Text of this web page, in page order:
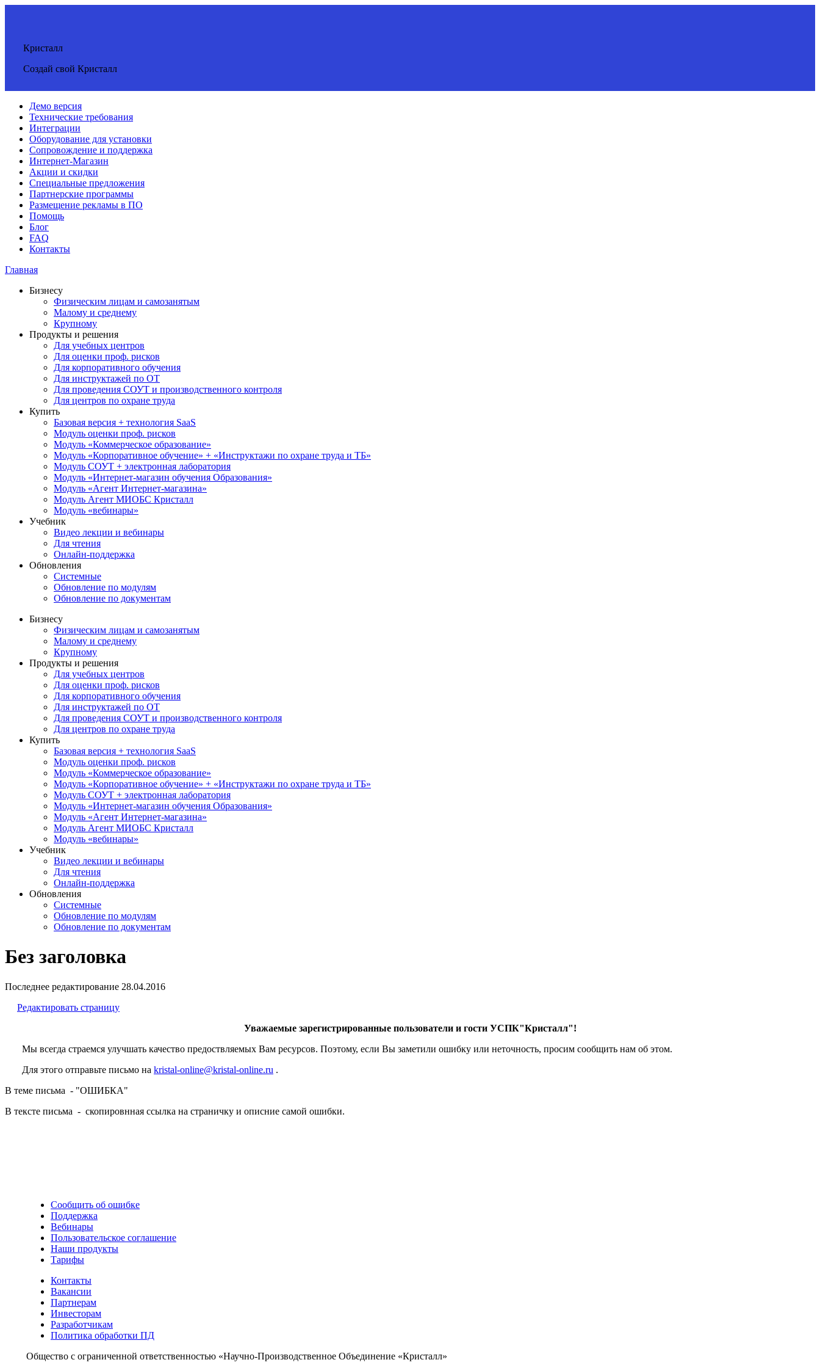
Кристалл
Создай свой Кристалл
Демо версия
Технические требования
Интеграции
Оборудование для установки
Сопровождение и поддержка
Интернет-Магазин
Акции и скидки
Специальные предложения
Партнерские программы
Размещение рекламы в ПО
Помощь
Блог
FAQ
Контакты
Главная
Бизнесу
Физическим лицам и самозанятым
Малому и среднему
Крупному
Продукты и решения
Для учебных центров
Для оценки проф. рисков
Для корпоративного обучения
Для инструктажей по ОТ
Для проведения СОУТ и производственного контроля
Для центров по охране труда
Купить
Базовая версия + технология SaaS
Модуль оценки проф. рисков
Модуль «Коммерческое образование»
Модуль «Корпоративное обучение» + «Инструктажи по охране труда и ТБ»
Модуль СОУТ + электронная лаборатория
Модуль «Интернет-магазин обучения Образования»
Модуль «Агент Интернет-магазина»
Модуль Агент МИОБС Кристалл
Модуль «вебинары»
Учебник
Видео лекции и вебинары
Для чтения
Онлайн-поддержка
Обновления
Системные
Обновление по модулям
Обновление по документам
Бизнесу
Физическим лицам и самозанятым
Малому и среднему
Крупному
Продукты и решения
Для учебных центров
Для оценки проф. рисков
Для корпоративного обучения
Для инструктажей по ОТ
Для проведения СОУТ и производственного контроля
Для центров по охране труда
Купить
Базовая версия + технология SaaS
Модуль оценки проф. рисков
Модуль «Коммерческое образование»
Модуль «Корпоративное обучение» + «Инструктажи по охране труда и ТБ»
Модуль СОУТ + электронная лаборатория
Модуль «Интернет-магазин обучения Образования»
Модуль «Агент Интернет-магазина»
Модуль Агент МИОБС Кристалл
Модуль «вебинары»
Учебник
Видео лекции и вебинары
Для чтения
Онлайн-поддержка
Обновления
Системные
Обновление по модулям
Обновление по документам
Без заголовка
Последнее редактирование 28.04.2016
Редактировать страницу
Уважаемые зарегистрированные пользователи и гости УСПК"Кристалл"!
Мы всегда страемся улучшать качество предоствляемых Вам ресурсов. Поэтому, если Вы заметили ошибку или неточность, просим сообщить нам об этом.
Для этого отправьте письмо на kristal-online@kristal-online.ru .
В теме письма - "ОШИБКА"
В тексте письма - скопировнная ссылка на страничку и описние самой ошибки.
Сообщить об ошибке
Поддержка
Вебинары
Пользовательское соглашение
Наши продукты
Тарифы
Контакты
Вакансии
Партнерам
Инвесторам
Разработчикам
Политика обработки ПД
Общество с ограниченной ответственностью «Научно-Производственное Объединение «Кристалл»